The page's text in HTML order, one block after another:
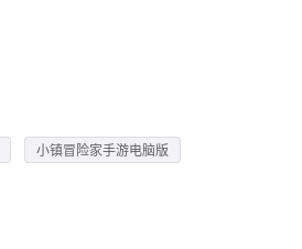
小镇冒险家手游电脑版